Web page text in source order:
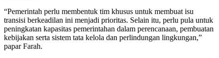
“Pemerintah perlu membentuk tim khusus untuk membuat isu
transisi berkeadilan ini menjadi prioritas. Selain itu, perlu pula untuk
peningkatan kapasitas pemerintahan dalam perencanaan, pembuatan
kebijakan serta sistem tata kelola dan perlindungan lingkungan,”
papar Farah.